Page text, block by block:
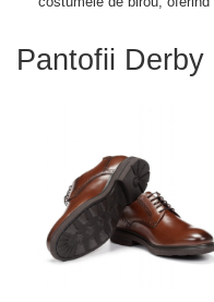
Pantofii Derby